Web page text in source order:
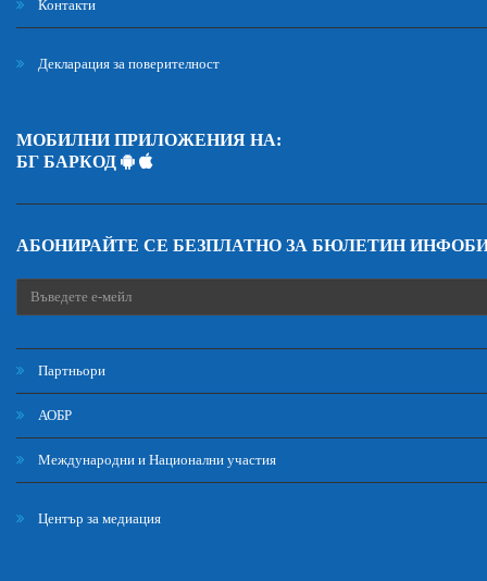
Контакти
Декларация за поверителност
МОБИЛНИ ПРИЛОЖЕНИЯ НА:
БГ БАРКОД
АБОНИРАЙТЕ СЕ БЕЗПЛАТНО ЗА БЮЛЕТИН
Партньори
АОБР
Международни и Национални участия
Център за медиация